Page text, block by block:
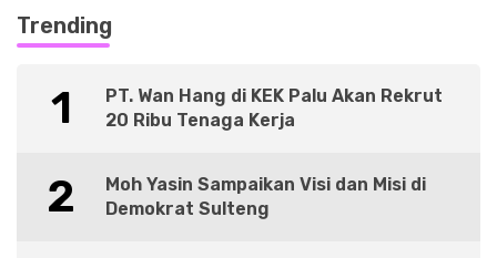
Trending
1
PT. Wan Hang di KEK Palu Akan Rekrut
20 Ribu Tenaga Kerja
2
Moh Yasin Sampaikan Visi dan Misi di
Demokrat Sulteng